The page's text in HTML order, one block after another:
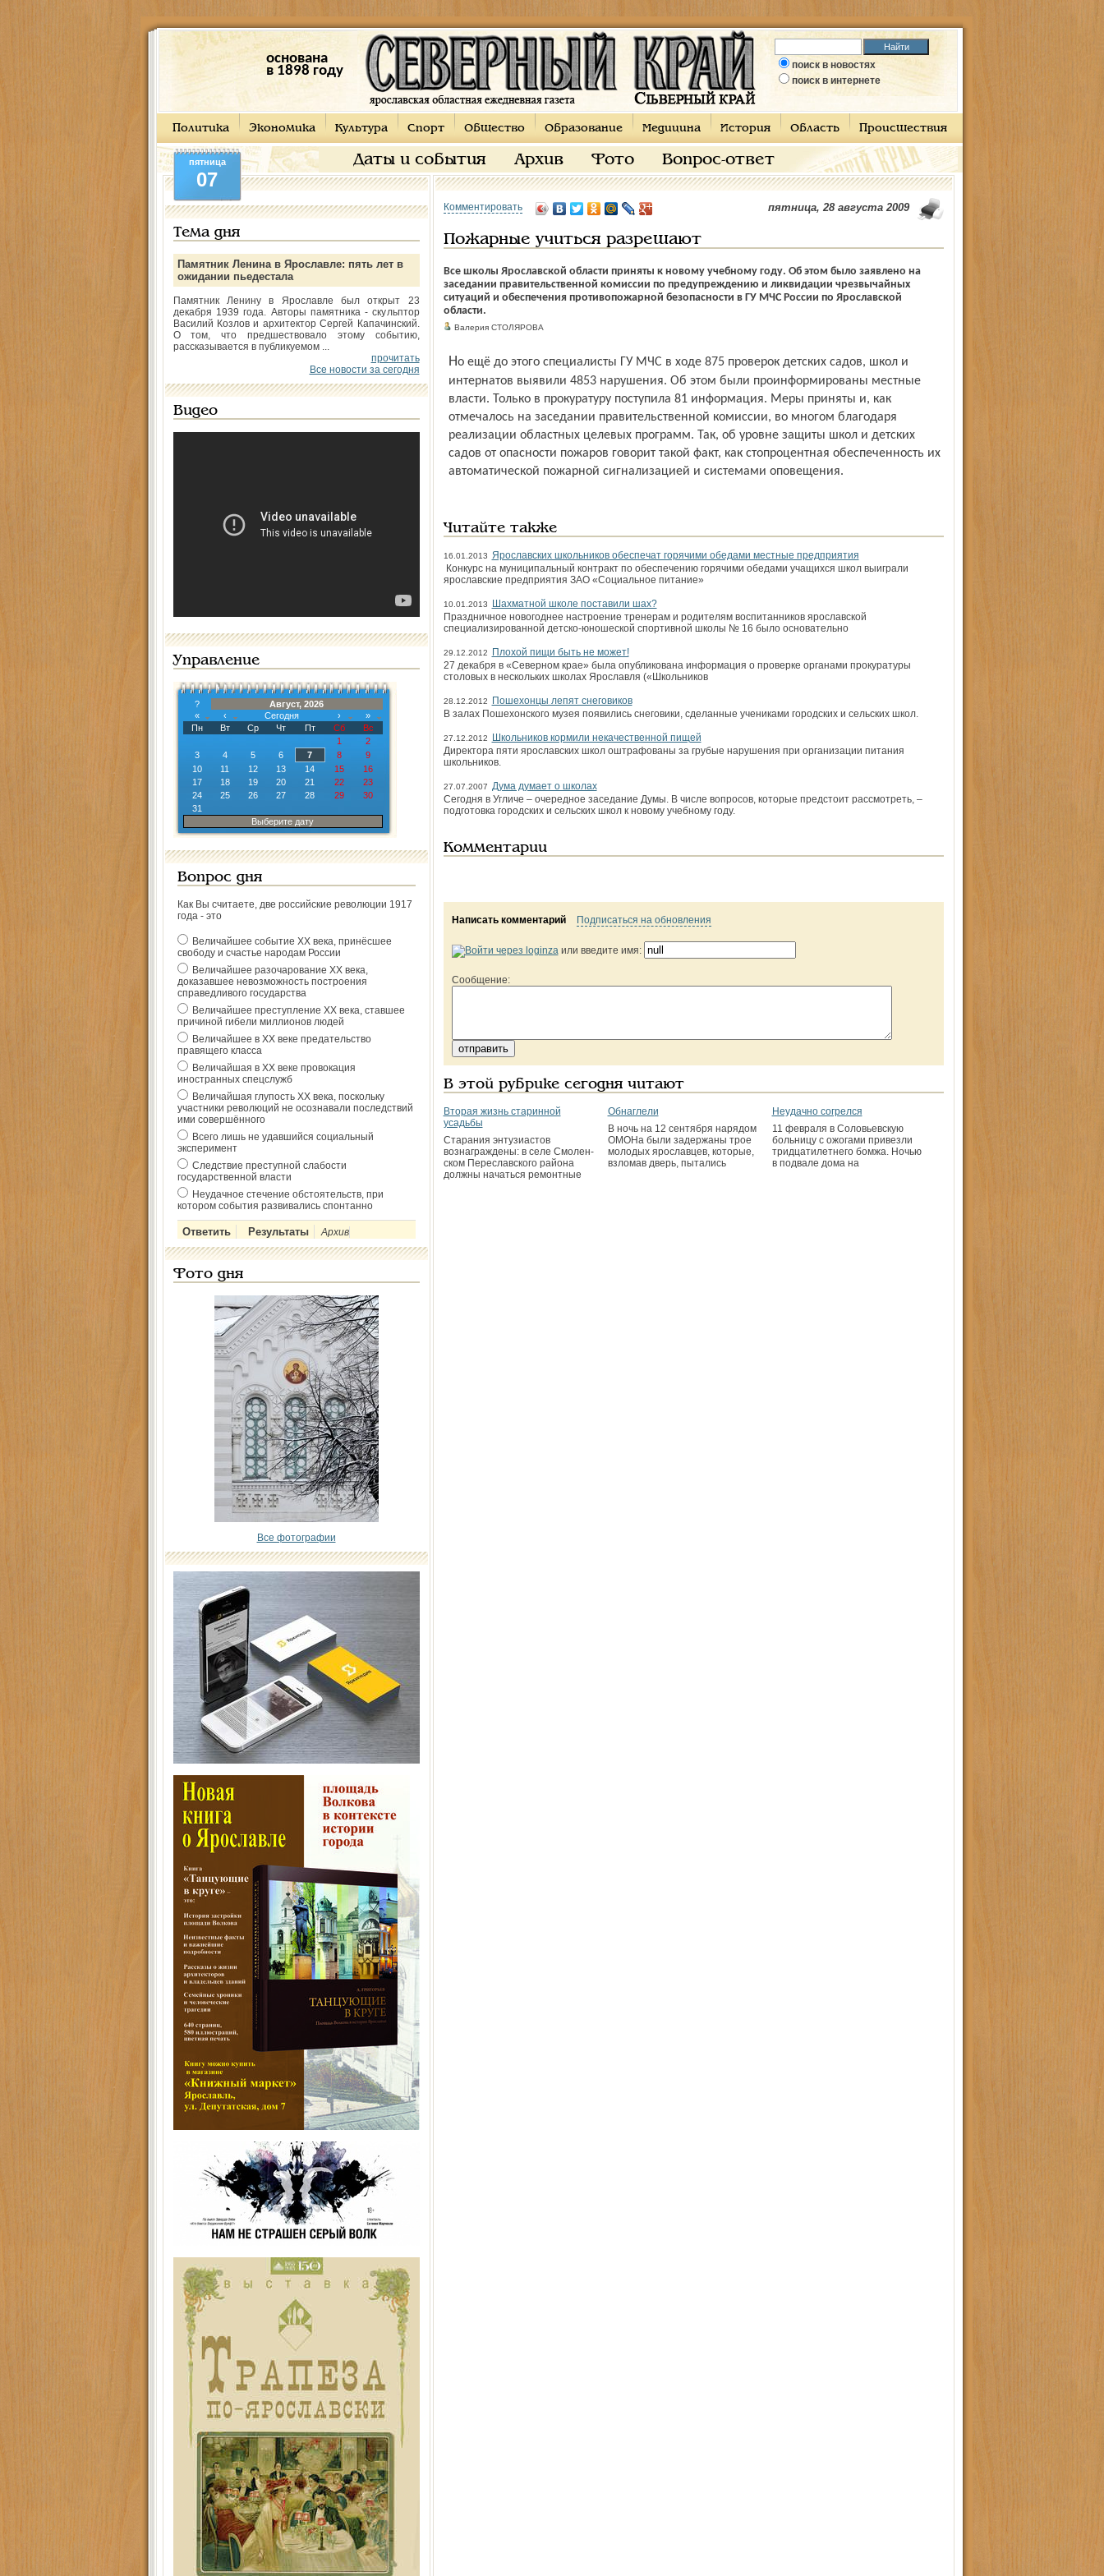
основана
в 1898 году
поиск в новостях
поиск в интернете
Политика Экономика Культура Спорт Общество Образование Медицина История Область Происшествия
Даты и события Архив Фото Вопрос-ответ
пятница
07
Тема дня
Памятник Ленина в Ярославле: пять лет в
ожидании пьедестала
Памятник Ленину в Ярославле был открыт 23
декабря 1939 года. Авторы памятника - скульптор
Василий Козлов и архитектор Сергей Капачинский.
О том, что предшествовало этому событию,
рассказывается в публикуемом ...
прочитать
Все новости за сегодня
Видео
Управление
?
Август, 2026
«
‹ Сегодня ›
»
Пн
Вт Ср Чт Пт Сб
Вс
1
2
3
4 5 6 7 8
9
10
11 12 13 14 15
16
17
18 19 20 21 22
23
24
25 26 27 28 29
30
31
Выберите дату
Вопрос дня
Как Вы считаете, две российские революции 1917
года - это
Величайшее событие ХХ века, принёсшее
свободу и счастье народам России
Величайшее разочарование ХХ века,
доказавшее невозможность построения
справедливого государства
Величайшее преступление ХХ века, ставшее
причиной гибели миллионов людей
Величайшее в ХХ веке предательство
правящего класса
Величайшая в ХХ веке провокация
иностранных спецслужб
Величайшая глупость ХХ века, поскольку
участники революций не осознавали последствий
ими совершённого
Всего лишь не удавшийся социальный
эксперимент
Следствие преступной слабости
государственной власти
Неудачное стечение обстоятельств, при
котором события развивались спонтанно
Архив
Фото дня
Все фотографии
Комментировать пятница, 28 августа 2009
Пожарные учиться разрешают
Все школы Ярославской области приняты к новому учебному году. Об этом было заявлено на
заседании правительственной комиссии по предупреждению и ликвидации чрезвычайных
ситуаций и обеспечения противопожарной безопасности в ГУ МЧС России по Ярославской
области.
Валерия СТОЛЯРОВА
Но ещё до этого специалисты ГУ МЧС в ходе 875 проверок детских садов, школ и
интернатов выявили 4853 нарушения. Об этом были проинформированы местные
власти. Только в прокуратуру поступила 81 информация. Меры приняты и, как
отмечалось на заседании правительственной комиссии, во многом благодаря
реализации областных целевых программ. Так, об уровне защиты школ и детских
садов от опасности пожаров говорит такой факт, как стопроцентная обеспеченность их
автоматической пожарной сигнализацией и системами оповещения.
Читайте также
16.01.2013 Ярославских школьников обеспечат горячими обедами местные предприятия
Конкурс на муниципальный контракт по обеспечению горячими обедами учащихся школ выиграли
ярославские предприятия ЗАО «Социальное питание»
10.01.2013
Шахматной школе поставили шах?
Праздничное новогоднее настроение тренерам и родителям воспитанников ярославской
специализированной детско-юношеской спортивной школы № 16 было основательно
29.12.2012
Плохой пищи быть не может!
27 декабря в «Северном крае» была опубликована информация о проверке органами прокуратуры
столовых в нескольких школах Ярославля («Школьников
28.12.2012
Пошехонцы лепят снеговиков
В залах Пошехонского музея появились снеговики, сделанные учениками городских и сельских школ.
27.12.2012
Школьников кормили некачественной пищей
Директора пяти ярославских школ оштрафованы за грубые нарушения при организации питания
школьников.
27.07.2007 Дума думает о школах
Сегодня в Угличе – очередное заседание Думы. В числе вопросов, которые предстоит рассмотреть, –
подготовка город­ских и сельских школ к новому учебному году.
Комментарии
Написать комментарий Подписаться на обновления
или введите имя:
Сообщение:
В этой рубрике сегодня читают
Вторая жизнь старинной
усадьбы
Старания энтузиастов
вознаграждены: в селе Смолен­
ском Переславского района
должны начаться ремонтные
Обнаглели
В ночь на 12 сентября нарядом
ОМОНа были задержаны трое
молодых ярославцев, которые,
взломав дверь, пытались
Неудачно согрелся
11 февраля в Соловьевскую
больницу с ожогами привезли
тридцатилетнего бомжа. Ночью
в подвале дома на